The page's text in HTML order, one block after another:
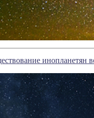
инопланетян